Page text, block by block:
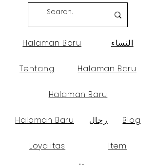
Halaman Baru النساء
Tentang Halaman Baru
Halaman Baru
Halaman Baru رجال Blog
Loyalitas Item